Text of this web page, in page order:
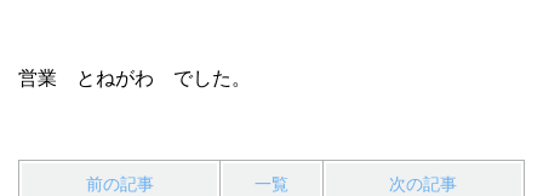
営業 とねがわ でした。
前の記事 一覧 次の記事